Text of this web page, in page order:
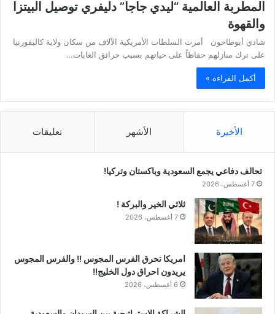
المطربة العالمية “ليدي جاجا” دليفري توصيل البيتزا
والقهوة
شادي أبوطاحون أمرت السلطات الأمريكية الآلاف من سكان ولاية كاليفورنيا
على ترك منازلهم حفاظاً على حياتهم بسبب حرائق الغابات…
أكمل القراءة »
الأخيرة الأشهر تعليقات
تحالف دفاعي يجمع السعودية وباكستان وتركيا!
7 أغسطس، 2026
ثلاثي الخير والبركة !
7 أغسطس، 2026
امريكا تحرق الفرس المجوس !! والفرس المجوس
يريدون احراق دول الخليج!!
6 أغسطس، 2026